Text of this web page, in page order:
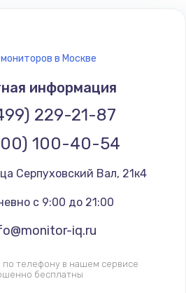
Заказать
с устройством
900 руб.
Заказать
искажение звука
900 руб.
Заказать
Не работает
1400 руб.
в Москве
информация
229-21-87
100-40-54
Серпуховский Вал, 21к4
с 9:00 до 21:00
iq.ru
по телефону в нашем сервисе
бесплатны